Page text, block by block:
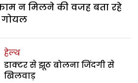
न मिलने की वजह बता रहे
गोयल
हेल्थ
डाक्टर से झूठ बोलना जिंदगी से
खिलवाड़